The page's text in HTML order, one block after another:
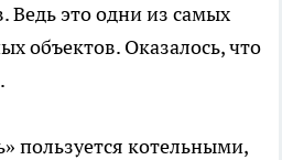
Ведь это одни из самых
объектов. Оказалось, что
пользуется котельными,